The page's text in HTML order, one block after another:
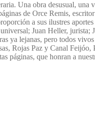
Una obra desusual,
de Orce Remis,
a sus ilustres
Juan Heller,
ya lejanas, pero todos
Rojas Paz y Canal Feijóo,
páginas, que honran a